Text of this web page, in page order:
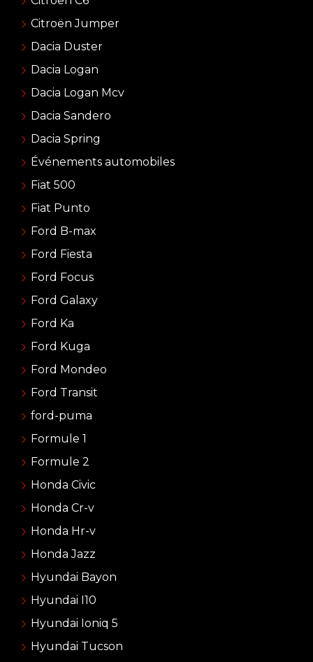
Citroën Jumper
Dacia Duster
Dacia Logan
Dacia Logan Mcv
Dacia Sandero
Dacia Spring
Événements automobiles
Fiat 500
Fiat Punto
Ford B-max
Ford Fiesta
Ford Focus
Ford Galaxy
Ford Ka
Ford Kuga
Ford Mondeo
Ford Transit
ford-puma
Formule 1
Formule 2
Honda Civic
Honda Cr-v
Honda Hr-v
Honda Jazz
Hyundai Bayon
Hyundai I10
Hyundai Ioniq 5
Hyundai Tucson